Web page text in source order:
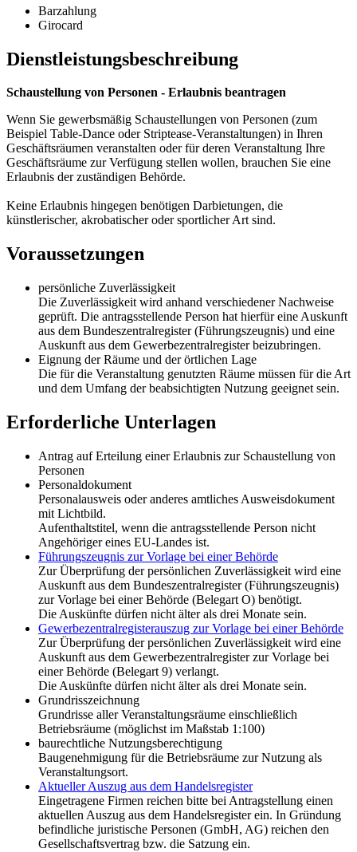
Barzahlung
Girocard
Dienstleistungsbeschreibung
Schaustellung von Personen - Erlaubnis beantragen
Wenn Sie gewerbsmäßig Schaustellungen von Personen (zum
Beispiel Table-Dance oder Striptease-Veranstaltungen) in Ihren
Geschäftsräumen veranstalten oder für deren Veranstaltung Ihre
Geschäftsräume zur Verfügung stellen wollen, brauchen Sie eine
Erlaubnis der zuständigen Behörde.
Keine Erlaubnis hingegen benötigen Darbietungen, die
künstlerischer, akrobatischer oder sportlicher Art sind.
Voraussetzungen
persönliche Zuverlässigkeit
Die Zuverlässigkeit wird anhand verschiedener Nachweise
geprüft. Die antragsstellende Person hat hierfür eine Auskunft
aus dem Bundeszentralregister (Führungszeugnis) und eine
Auskunft aus dem Gewerbezentralregister beizubringen.
Eignung der Räume und der örtlichen Lage
Die für die Veranstaltung genutzten Räume müssen für die Art
und dem Umfang der beabsichtigten Nutzung geeignet sein.
Erforderliche Unterlagen
Antrag auf Erteilung einer Erlaubnis zur Schaustellung von
Personen
Personaldokument
Personalausweis oder anderes amtliches Ausweisdokument
mit Lichtbild.
Aufenthaltstitel, wenn die antragsstellende Person nicht
Angehöriger eines EU-Landes ist.
Führungszeugnis zur Vorlage bei einer Behörde
Zur Überprüfung der persönlichen Zuverlässigkeit wird eine
Auskunft aus dem Bundeszentralregister (Führungszeugnis)
zur Vorlage bei einer Behörde (Belegart O) benötigt.
Die Auskünfte dürfen nicht älter als drei Monate sein.
Gewerbezentralregisterauszug zur Vorlage bei einer Behörde
Zur Überprüfung der persönlichen Zuverlässigkeit wird eine
Auskunft aus dem Gewerbezentralregister zur Vorlage bei
einer Behörde (Belegart 9) verlangt.
Die Auskünfte dürfen nicht älter als drei Monate sein.
Grundrisszeichnung
Grundrisse aller Veranstaltungsräume einschließlich
Betriebsräume (möglichst im Maßstab 1:100)
baurechtliche Nutzungsberechtigung
Baugenehmigung für die Betriebsräume zur Nutzung als
Veranstaltungsort.
Aktueller Auszug aus dem Handelsregister
Eingetragene Firmen reichen bitte bei Antragstellung einen
aktuellen Auszug aus dem Handelsregister ein. In Gründung
befindliche juristische Personen (GmbH, AG) reichen den
Gesellschaftsvertrag bzw. die Satzung ein.